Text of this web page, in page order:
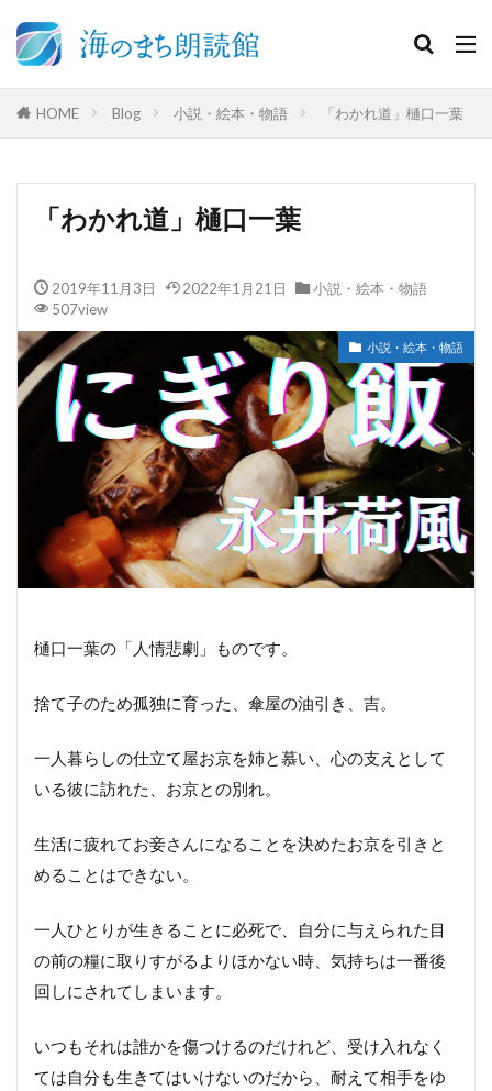
HOME Blog 小説・絵本・物語 「わかれ道」樋口一葉
「わかれ道」樋口一葉
2019年11月3日 2022年1月21日
小説・絵本・物語
507view
小説・絵本・物語
樋口一葉の「人情悲劇」ものです。
捨て子のため孤独に育った、傘屋の油引き、吉。
一人暮らしの仕立て屋お京を姉と慕い、心の支えとして
いる彼に訪れた、お京との別れ。
生活に疲れてお妾さんになることを決めたお京を引きと
めることはできない。
一人ひとりが生きることに必死で、自分に与えられた目
の前の糧に取りすがるよりほかない時、気持ちは一番後
回しにされてしまいます。
いつもそれは誰かを傷つけるのだけれど、受け入れなく
ては自分も生きてはいけないのだから、耐えて相手をゆ